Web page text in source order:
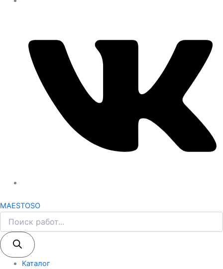
MAESTOSO
Каталог